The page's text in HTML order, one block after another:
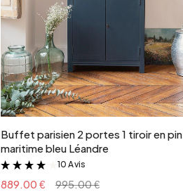
Ajouter au panier
Buffet parisien 2 portes 1 tiroir en pin
maritime bleu Léandre
&
10 Avis
889.00 € 995.00 €